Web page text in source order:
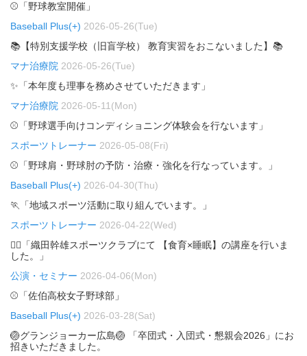
⚾「野球教室開催」
Baseball Plus(+) 2026-05-26(Tue)
📚【特別支援学校（旧盲学校） 教育実習をおこないました】📚
マナ治療院 2026-05-26(Tue)
✨「本年度も理事を務めさせていただきます」
マナ治療院 2026-05-11(Mon)
⚾「野球選手向けコンディショニング体験会を行ないます」
スポーツトレーナー 2026-05-08(Fri)
⚾「野球肩・野球肘の予防・治療・強化を行なっています。」
Baseball Plus(+) 2026-04-30(Thu)
🏃「地域スポーツ活動に取り組んでいます。」
スポーツトレーナー 2026-04-22(Wed)
🏃‍♂️「織田幹雄スポーツクラブにて 【食育×睡眠】の講座を行いま
した。」
公演・セミナー 2026-04-06(Mon)
⚾「佐伯高校女子野球部」
Baseball Plus(+) 2026-03-28(Sat)
🏐グランジョーカー広島🏐 「卒団式・入団式・懇親会2026」にお
招きいただきました。